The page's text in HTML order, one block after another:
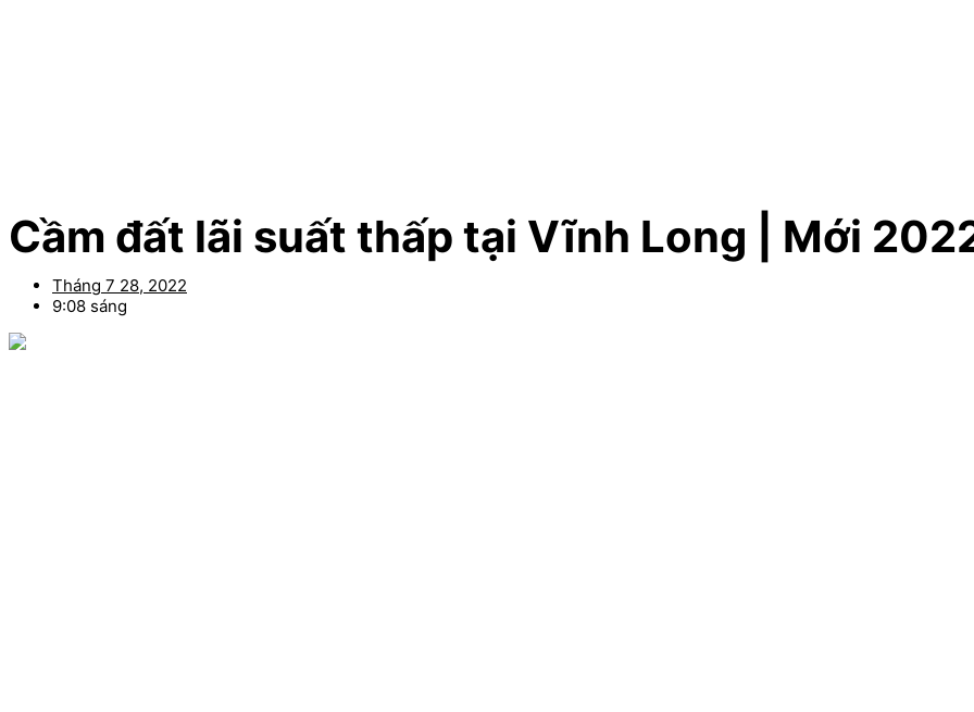
Cầm đất lãi suất thấp tại Vĩnh Long | Mới
Tháng 7 28, 2022
9:08 sáng